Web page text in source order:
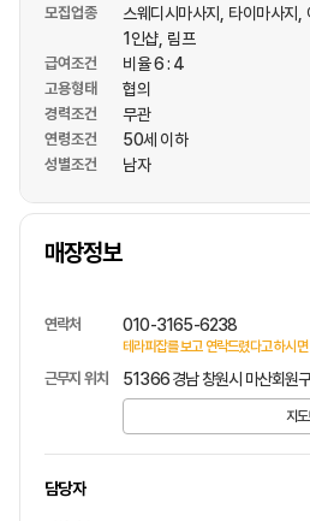
모집업종 스웨디시마사지 타이마사지
1인샵 림프
급여조건 비율 6 : 4
고용형태 협의
경력조건 무관
연령조건 50세 이하
성별조건 남자
매장정보
상호명
연락처 010-3165-6238
테라피잡를 보고 연락드렸다고 하시
근무지 위치 51366 경남 창원시 마산회원
지도
담당자